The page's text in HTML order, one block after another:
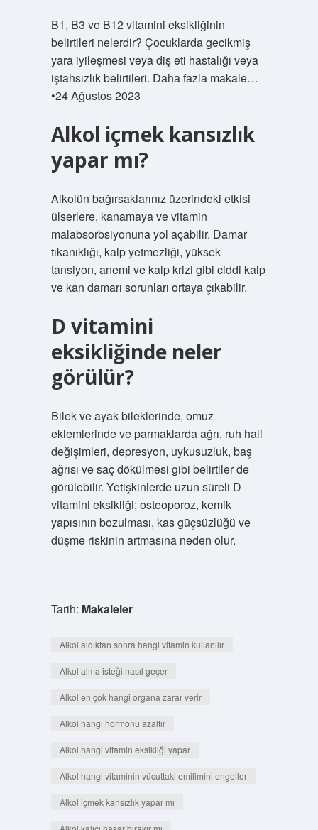
B1, B3 ve B12 vitamini eksikliğinin
belirtileri nelerdir? Çocuklarda gecikmiş
yara iyileşmesi veya diş eti hastalığı veya
iştahsızlık belirtileri. Daha fazla makale…
•24 Ağustos 2023
Alkol içmek kansızlık
yapar mı?
Alkolün bağırsaklarınız üzerindeki etkisi
ülserlere, kanamaya ve vitamin
malabsorbsiyonuna yol açabilir. Damar
tıkanıklığı, kalp yetmezliği, yüksek
tansiyon, anemi ve kalp krizi gibi ciddi kalp
ve kan damarı sorunları ortaya çıkabilir.
D vitamini
eksikliğinde neler
görülür?
Bilek ve ayak bileklerinde, omuz
eklemlerinde ve parmaklarda ağrı, ruh hali
değişimleri, depresyon, uykusuzluk, baş
ağrısı ve saç dökülmesi gibi belirtiler de
görülebilir. Yetişkinlerde uzun süreli D
vitamini eksikliği; osteoporoz, kemik
yapısının bozulması, kas güçsüzlüğü ve
düşme riskinin artmasına neden olur.
Tarih: Makaleler
Alkol aldıktan sonra hangi vitamin kullanılır
Alkol alma isteği nasıl geçer
Alkol en çok hangi organa zarar verir
Alkol hangi hormonu azaltır
Alkol hangi vitamin eksikliği yapar
Alkol hangi vitaminin vücuttaki emilimini engeller
Alkol içmek kansızlık yapar mı